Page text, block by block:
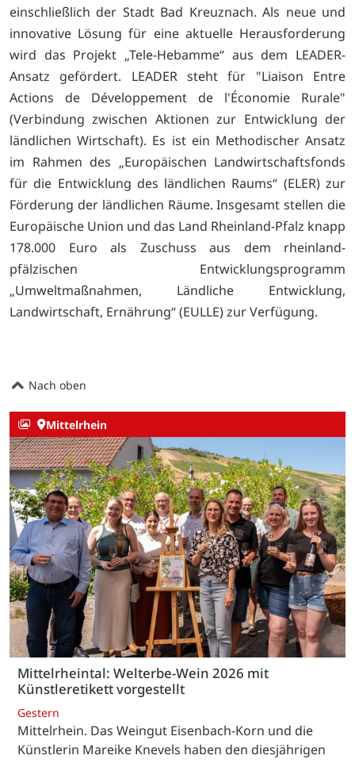
einschließlich der Stadt Bad Kreuznach. Als neue und
innovative Lösung für eine aktuelle Herausforderung
wird das Projekt „Tele-Hebamme“ aus dem LEADER-
Ansatz gefördert. LEADER steht für "Liaison Entre
Actions de Développement de l'Économie Rurale"
(Verbindung zwischen Aktionen zur Entwicklung der
ländlichen Wirtschaft). Es ist ein Methodischer Ansatz
im Rahmen des „Europäischen Landwirtschaftsfonds
für die Entwicklung des ländlichen Raums“ (ELER) zur
Förderung der ländlichen Räume. Insgesamt stellen die
Europäische Union und das Land Rheinland-Pfalz knapp
178.000 Euro als Zuschuss aus dem rheinland-
pfälzischen Entwicklungsprogramm
„Umweltmaßnahmen, Ländliche Entwicklung,
Landwirtschaft, Ernährung“ (EULLE) zur Verfügung.
Nach oben
Mittelrhein
Mittelrheintal: Welterbe-Wein 2026 mit
Künstleretikett vorgestellt
Gestern
Mittelrhein. Das Weingut Eisenbach-Korn und die
Künstlerin Mareike Knevels haben den diesjährigen